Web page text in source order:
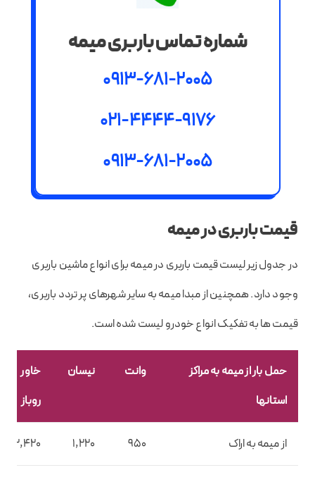
شماره تماس باربری میمه
0913-681-2005
021-4444-9176
0913-681-2005
قیمت باربری در میمه
در جدول زیر لیست قیمت باربری در میمه برای انواع ماشین باربری
وجود دارد. همچنین از مبدا میمه به سایر شهرهای پر تردد باربری،
قیمت ها به تفکیک انواع خودرو لیست شده است.
حمل بار از میمه به مراکز
استانها
وانت نیسان
خاور
روباز
از میمه به اراک 950
1,220
2,420